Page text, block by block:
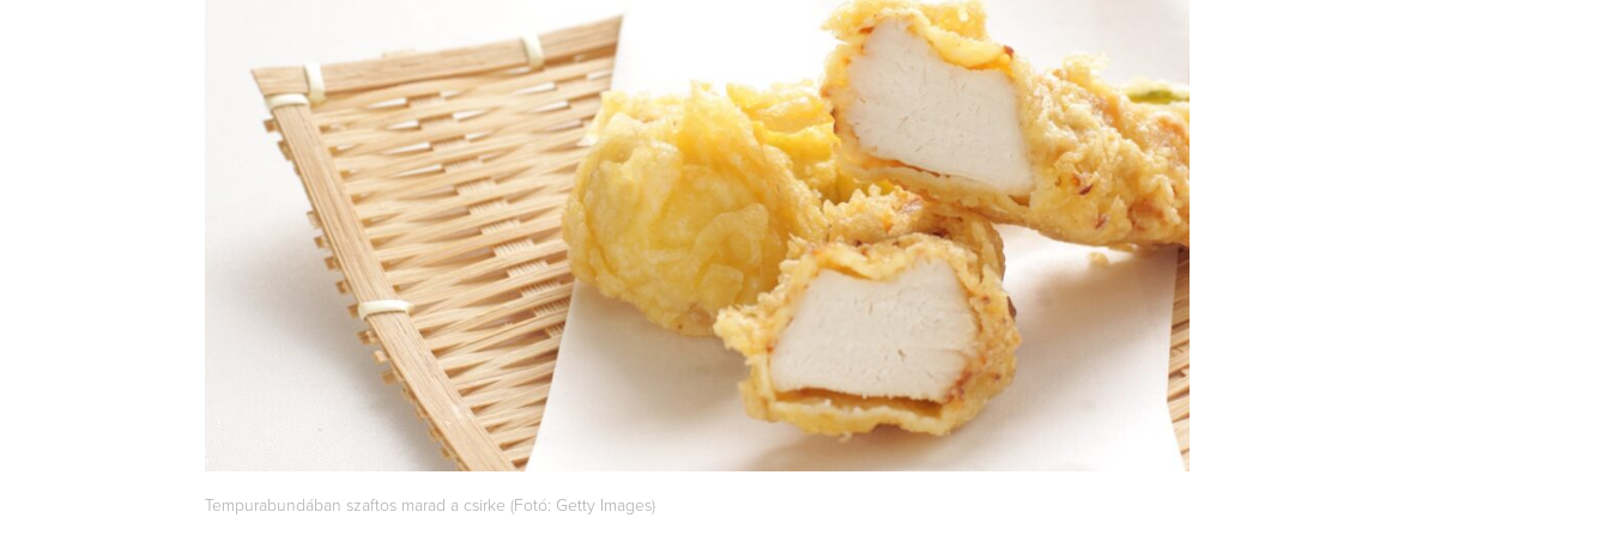
Tempurabundában szaftos marad a csirke (Fotó: Getty Images)